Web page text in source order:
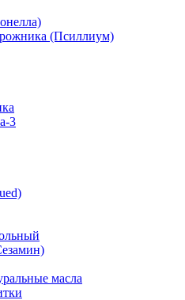
(Псиллиум)
3
масла